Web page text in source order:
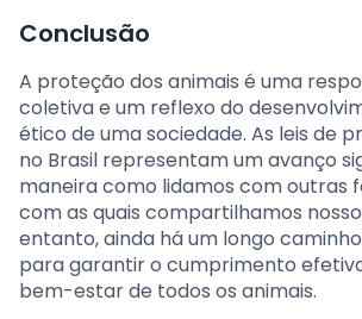
Conclusão
A proteção dos animais é uma
coletiva e um reflexo do
ético de uma sociedade. As leis de
no Brasil representam um avanço
maneira como lidamos com outras
com as quais compartilhamos
entanto, ainda há um longo
para garantir o cumprimento
bem-estar de todos os animais.